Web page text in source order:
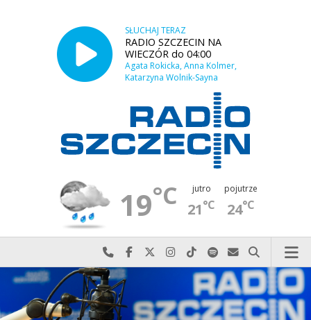
SŁUCHAJ TERAZ
RADIO SZCZECIN NA
WIECZÓR do 04:00
Agata Rokicka, Anna Kolmer,
Katarzyna Wolnik-Sayna
19°C jutro
21°C
pojutrze
24°C
Najlepiej po prostu do nas zadzwoń
Odwiedź nas na Facebook-u
Odwiedź nas na X
Odwiedź nas na Instagram-ie
Odwiedź nas na TikTok-u
Szukaj nas na Spotify
Wyślij do nas
Szukaj